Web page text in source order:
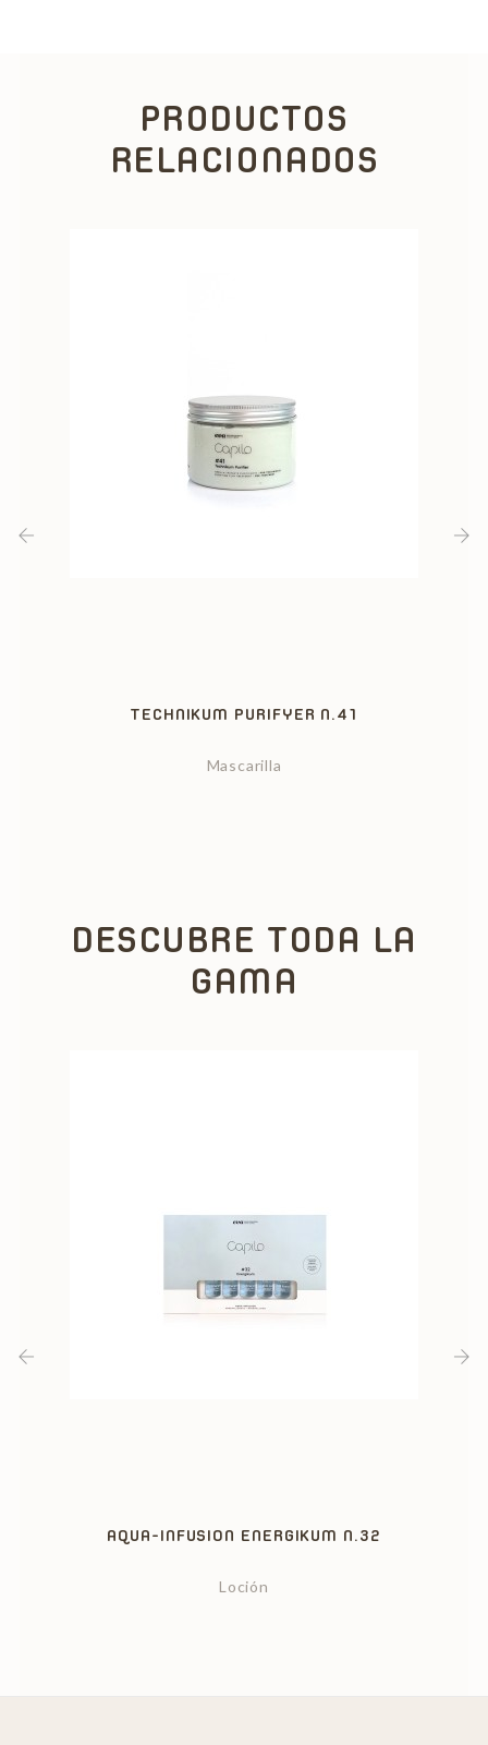
PRODUCTOS
RELACIONADOS
TECHNIKUM PURIFYER N.41
Mascarilla
DESCUBRE TODA LA
GAMA
AQUA-INFUSION ENERGIKUM N.32
Loción